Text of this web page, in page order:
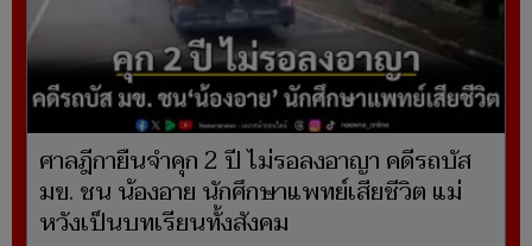
ศาลฎีกายืนจำคุก 2 ปี ไม่รอลงอาญา คดีรถบัส
มข. ชน น้องอาย นักศึกษาแพทย์เสียชีวิต แม่
หวังเป็นบทเรียนทั้งสังคม